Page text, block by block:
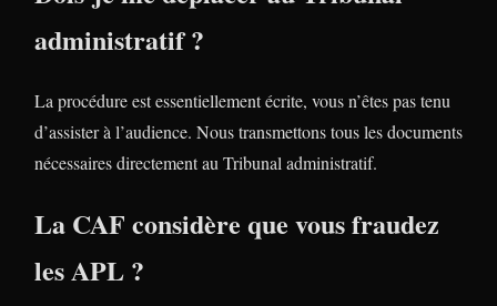
administratif ?
La procédure est essentiellement écrite, vous n’êtes pas tenu
d’assister à l’audience. Nous transmettons tous les documents
nécessaires directement au Tribunal administratif.
La CAF considère que vous fraudez
les APL ?